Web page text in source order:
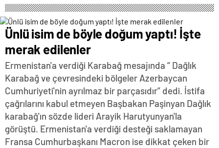
Ünlü isim de böyle doğum yaptı! İşte
merak edilenler
Ermenistan'a verdiği Karabağ mesajında “ Dağlık
Karabağ ve çevresindeki bölgeler Azerbaycan
Cumhuriyeti'nin ayrılmaz bir parçasıdır” dedi. İstifa
çağrılarını kabul etmeyen Başbakan Paşinyan Dağlık
karabağ'ın sözde lideri Arayik Harutyunyan'la
görüştü. Ermenistan'a verdiği desteği saklamayan
Fransa Cumhurbaşkanı Macron ise dikkat çeken bir